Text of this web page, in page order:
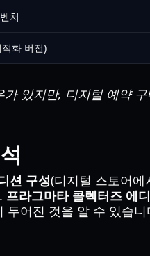
처
화 버전)
있지만, 디지털 예약
션 구성(디지털 스토어
프라그마타 콜렉터즈 에
두어진 것을 알 수 있습니